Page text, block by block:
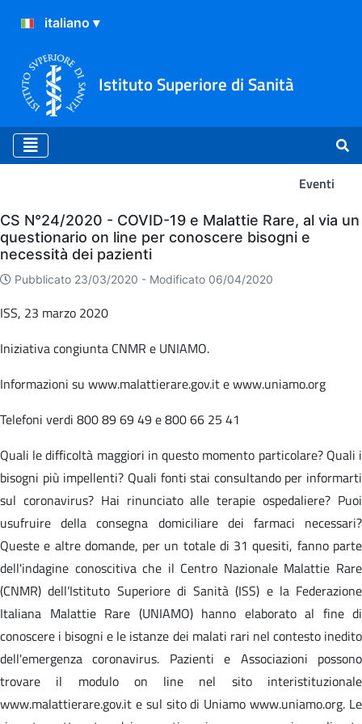
Istituto Superiore di Sanità
Eventi
Eventi
CS N°24/2020 - COVID-19 e Malattie Rare, al via un
questionario on line per conoscere bisogni e
necessità dei pazienti
Pubblicato 23/03/2020 - Modificato 06/04/2020
ISS, 23 marzo 2020
Iniziativa congiunta CNMR e UNIAMO.
Informazioni su www.malattierare.gov.it e www.uniamo.org
Telefoni verdi 800 89 69 49 e 800 66 25 41
Quali le difficoltà maggiori in questo momento particolare? Quali i
bisogni più impellenti? Quali fonti stai consultando per informarti
sul coronavirus? Hai rinunciato alle terapie ospedaliere? Puoi
usufruire della consegna domiciliare dei farmaci necessari?
Queste e altre domande, per un totale di 31 quesiti, fanno parte
dell'indagine conoscitiva che il Centro Nazionale Malattie Rare
(CNMR) dell’Istituto Superiore di Sanità (ISS) e la Federazione
Italiana Malattie Rare (UNIAMO) hanno elaborato al fine di
conoscere i bisogni e le istanze dei malati rari nel contesto inedito
dell'emergenza coronavirus. Pazienti e Associazioni possono
trovare il modulo on line nel sito interistituzionale
www.malattierare.gov.it e sul sito di Uniamo www.uniamo.org. Le